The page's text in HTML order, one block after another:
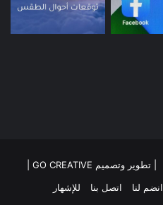
تطوير وتصميم GO CREATIVE
انضم لنا اتصل بنا للإشهار